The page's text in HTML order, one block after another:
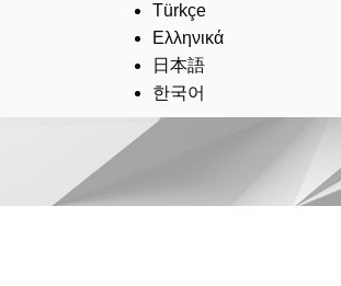
Türkçe
Ελληνικά
日本語
한국어